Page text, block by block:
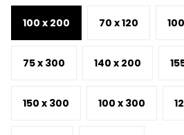
100 x 200 70 x 120
75 x 300 140 x 200
150 x 300 100 x 300